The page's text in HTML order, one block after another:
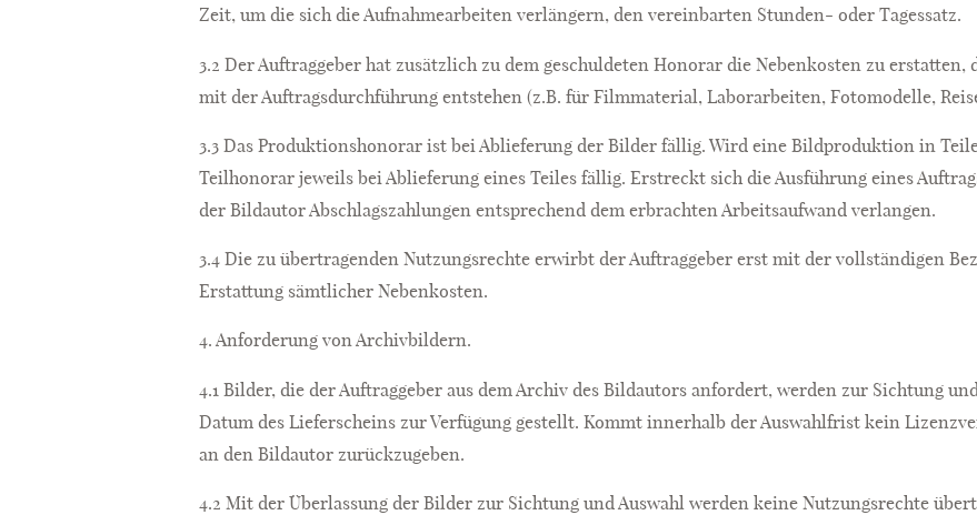
Zeit, um die sich die Aufnahmearbeiten verlängern, den vereinbarten Stunden- oder Tagessatz.
3.2 Der Auftraggeber hat zusätzlich zu dem geschuldeten Honorar die Nebenkosten zu
mit der Auftragsdurchführung entstehen (z.B. für Filmmaterial, Laborarbeiten, Fotomodelle,
3.3 Das Produktionshonorar ist bei Ablieferung der Bilder fällig. Wird eine Bildproduktion in
Teilhonorar jeweils bei Ablieferung eines Teiles fällig. Erstreckt sich die Ausführung eines
der Bildautor Abschlagszahlungen entsprechend dem erbrachten Arbeitsaufwand verlangen.
3.4 Die zu übertragenden Nutzungsrechte erwirbt der Auftraggeber erst mit der vollständigen
Erstattung sämtlicher Nebenkosten.
4. Anforderung von Archivbildern.
4.1 Bilder, die der Auftraggeber aus dem Archiv des Bildautors anfordert, werden zur Sichtung
Datum des Lieferscheins zur Verfügung gestellt. Kommt innerhalb der Auswahlfrist kein
an den Bildautor zurückzugeben.
4.2 Mit der Überlassung der Bilder zur Sichtung und Auswahl werden keine Nutzungsrechte